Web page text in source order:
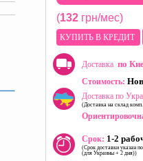
(132грн/мес)
КУПИТЬ В КРЕДИТ
Доставка по
Стоимость:
Доставка по
(Доставка на склад
Срок: 1-2
(Срок доставки указан
(для Украины + 2 дня))